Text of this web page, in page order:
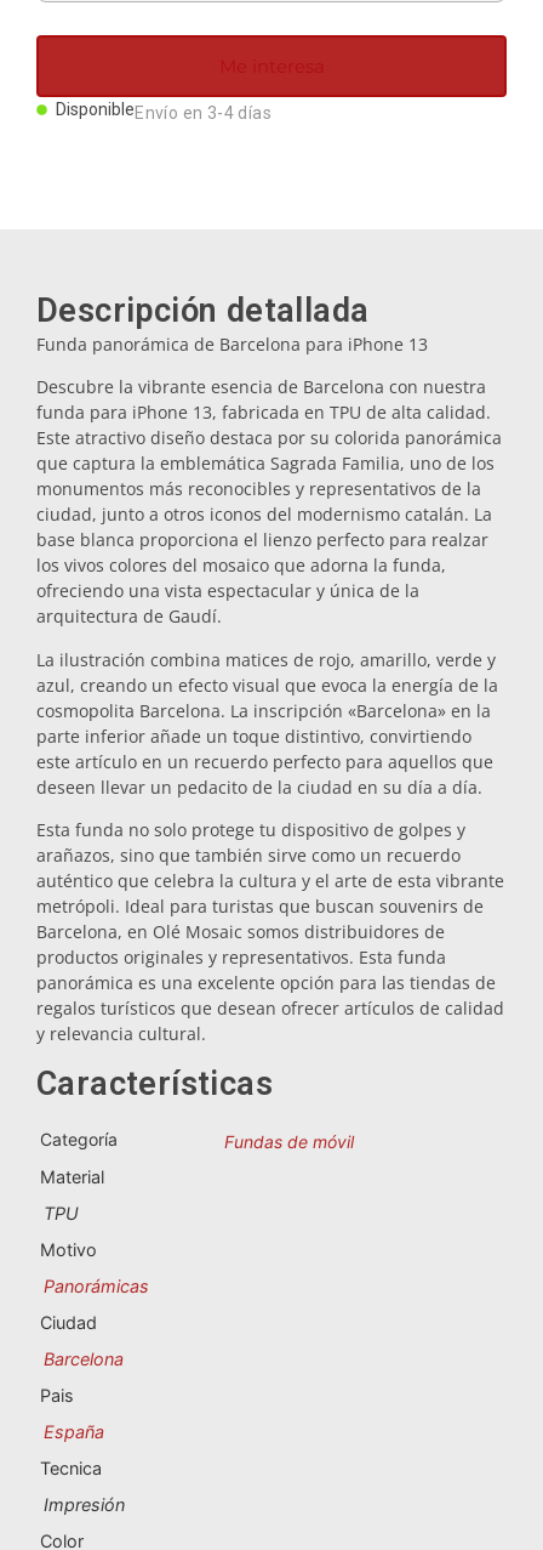
Mugs
Tapones
Aceiteras
Salvamanteles
Vasos
Vasos de chupito
Souvenirs por ciudad
Souvenirs de España
Souvenirs de Portugal
Souvenirs personalizados
A Coruña
Alicante
Almería
Ávila
Badajoz
Barcelona
Benidorm
Me interesa
DisponibleEnvío en 3-4 días
Descripción detallada
Funda panorámica de Barcelona para iPhone 13
Descubre la vibrante esencia de Barcelona con nuestra
funda para iPhone 13, fabricada en TPU de alta calidad.
Este atractivo diseño destaca por su colorida panorámica
que captura la emblemática Sagrada Familia, uno de los
monumentos más reconocibles y representativos de la
ciudad, junto a otros iconos del modernismo catalán. La
base blanca proporciona el lienzo perfecto para realzar
los vivos colores del mosaico que adorna la funda,
ofreciendo una vista espectacular y única de la
arquitectura de Gaudí.
La ilustración combina matices de rojo, amarillo, verde y
azul, creando un efecto visual que evoca la energía de la
cosmopolita Barcelona. La inscripción «Barcelona» en la
parte inferior añade un toque distintivo, convirtiendo
este artículo en un recuerdo perfecto para aquellos que
deseen llevar un pedacito de la ciudad en su día a día.
Esta funda no solo protege tu dispositivo de golpes y
arañazos, sino que también sirve como un recuerdo
auténtico que celebra la cultura y el arte de esta vibrante
metrópoli. Ideal para turistas que buscan souvenirs de
Barcelona, en Olé Mosaic somos distribuidores de
productos originales y representativos. Esta funda
panorámica es una excelente opción para las tiendas de
regalos turísticos que desean ofrecer artículos de calidad
y relevancia cultural.
Características
Categoría
Fundas de móvil
Material
TPU
Motivo
Panorámicas
Ciudad
Barcelona
Pais
España
Tecnica
Impresión
Color